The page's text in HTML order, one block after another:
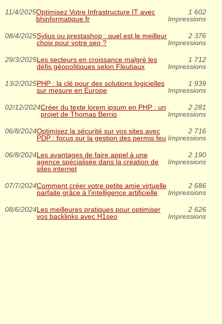
11/4/2025Optimisez Votre Infrastructure IT avec
bhinformatique.fr
1 602
Impressions
08/4/2025Sylius ou prestashop : quel est le meilleur
choix pour votre seo ?
2 376
Impressions
29/3/2025Les secteurs en croissance malgré les
défis géopolitiques selon Fleutiaux
1 712
Impressions
13/2/2025PHP : la clé pour des solutions logicielles
sur mesure en Europe
1 939
Impressions
02/12/2024Créer du texte lorem ipsum en PHP : un
projet de Thomas Berrio
2 281
Impressions
06/8/2024Optimisez la sécurité sur vos sites avec
PDP : focus sur la gestion des permis feu
2 716
Impressions
06/8/2024Les avantages de faire appel à une
agence spécialisée dans la création de
sites internet
2 190
Impressions
07/7/2024Comment créer votre petite amie virtuelle
parfaite grâce à l'intelligence artificielle
2 686
Impressions
08/6/2024Les meilleures pratiques pour optimiser
vos backlinks avec H1seo
2 626
Impressions